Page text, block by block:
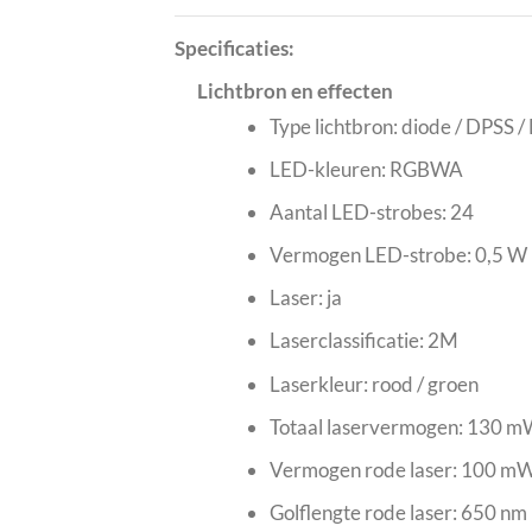
Specificaties:
Lichtbron en effecten
Type lichtbron: diode / DPSS /
LED-kleuren: RGBWA
Aantal LED-strobes: 24
Vermogen LED-strobe: 0,5 W
Laser: ja
Laserclassificatie: 2M
Laserkleur: rood / groen
Totaal laservermogen: 130
Vermogen rode laser: 100
Golflengte rode laser: 650 nm